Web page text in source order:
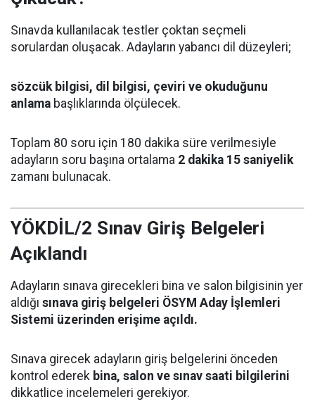
Sınavda kullanılacak testler çoktan seçmeli
sorulardan oluşacak. Adayların yabancı dil düzeyleri;
sözcük bilgisi, dil bilgisi, çeviri ve okuduğunu
anlama başlıklarında ölçülecek.
Toplam 80 soru için 180 dakika süre verilmesiyle
adayların soru başına ortalama 2 dakika 15 saniyelik
zamanı bulunacak.
YÖKDİL/2 Sınav Giriş Belgeleri
Açıklandı
Adayların sınava girecekleri bina ve salon bilgisinin yer
aldığı sınava giriş belgeleri ÖSYM Aday İşlemleri
Sistemi üzerinden erişime açıldı.
Sınava girecek adayların giriş belgelerini önceden
kontrol ederek bina, salon ve sınav saati bilgilerini
dikkatlice incelemeleri gerekiyor.